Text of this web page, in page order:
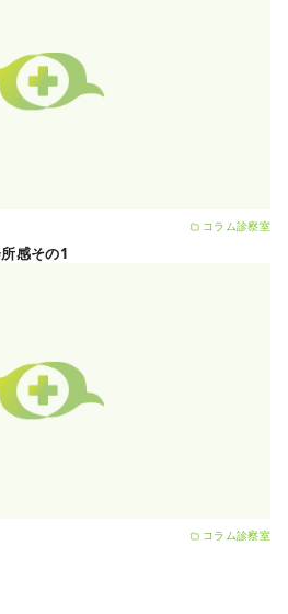
コラム診察室
感その1
コラム診察室